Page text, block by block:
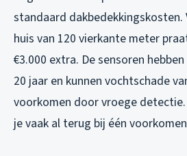
standaard
huis van 120 vierkante meter
€3.000 extra. De sensoren
20 jaar en kunnen vochtschade
voorkomen door vroege
je vaak al terug bij één